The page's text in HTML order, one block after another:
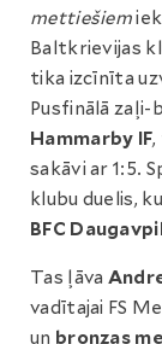
mettiešiem
Baltkrievijas
tika izcīnīta
Pusfinālā
Hammarby IF,
sakāvi ar 1:5.
klubu duelis,
BFC
Tas ļāva
vadītajai FS
un bronzas